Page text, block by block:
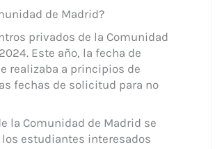
de Madrid?
privados de la Comunidad
Este año, la fecha de
realizaba a principios de
fechas de solicitud para no
la Comunidad de Madrid se
estudiantes interesados